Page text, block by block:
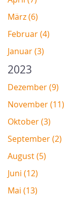
März (6)
Februar (4)
Januar (3)
2023
Dezember (9)
November (11)
Oktober (3)
September (2)
August (5)
Juni (12)
Mai (13)